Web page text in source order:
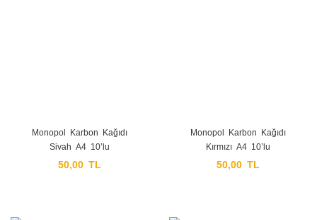
Monopol Karbon Kağıdı
Siyah A4 10’lu
50,00 TL
Monopol Karbon Kağıdı
Kırmızı A4 10’lu
50,00 TL